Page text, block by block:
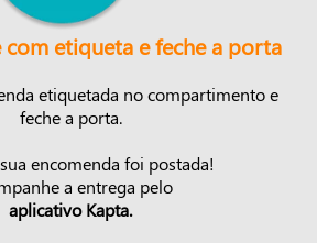
etiqueta e feche a porta
etiquetada no compartimento e
feche a porta.
encomenda foi postada!
a entrega pelo
aplicativo Kapta.